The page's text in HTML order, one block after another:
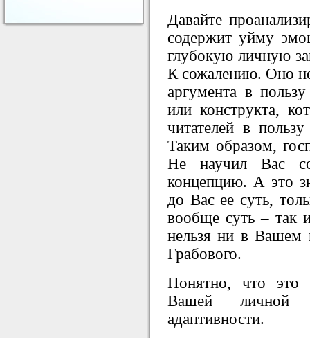
Давайте
содержит уйму
глубокую личную
К сожалению. Оно
аргумента в
или конструкта,
читателей в
Таким образом,
Не научил Вас
концепцию. А это
до Вас ее суть,
вообще суть – так
нельзя ни в Вашем
Грабового.
Понятно, что это
Вашей личной
адаптивности.